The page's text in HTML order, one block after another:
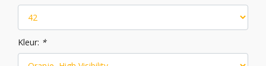
Kleur: *